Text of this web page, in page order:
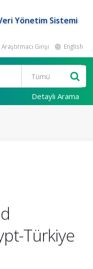
Yönetim Sistemi
Araştırmacı Girişi English
Detaylı Arama
Türkiye